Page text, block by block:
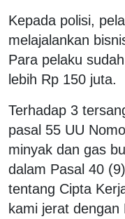
Kepada polisi,
melajalankan
Para pelaku
lebih Rp 150 juta.
Terhadap 3
pasal 55 UU
minyak dan gas
dalam Pasal 40
tentang Cipta
kami jerat